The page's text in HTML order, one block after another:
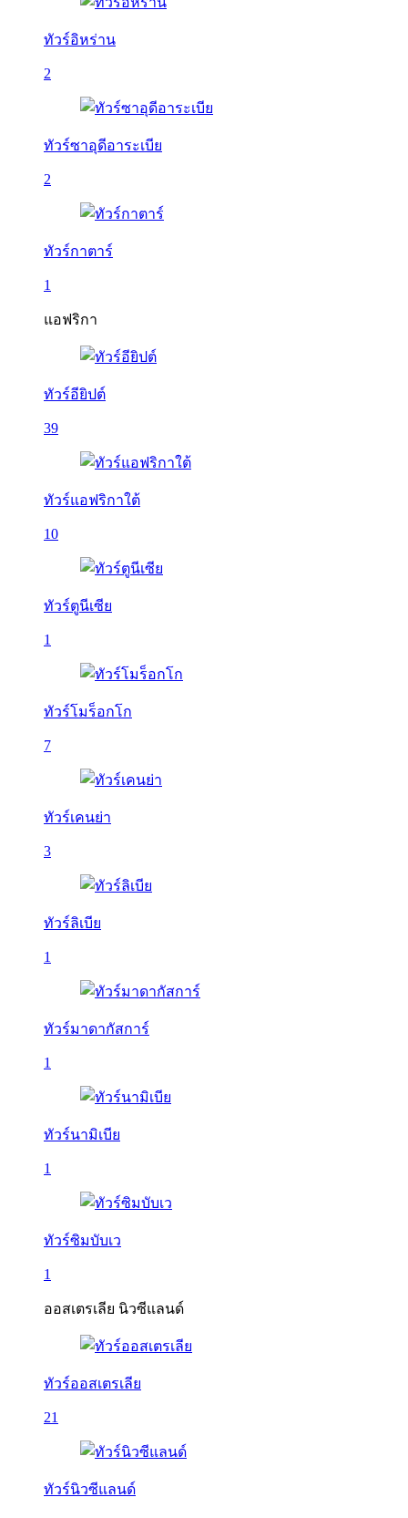
ทัวร์อิหร่าน
2
ทัวร์ซาอุดีอาระเบีย
2
ทัวร์กาตาร์
1
แอฟริกา
ทัวร์อียิปต์
39
ทัวร์แอฟริกาใต้
10
ทัวร์ตูนีเซีย
1
ทัวร์โมร็อกโก
7
ทัวร์เคนย่า
3
ทัวร์ลิเบีย
1
ทัวร์มาดากัสการ์
1
ทัวร์นามิเบีย
1
ทัวร์ซิมบับเว
1
ออสเตรเลีย นิวซีแลนด์
ทัวร์ออสเตรเลีย
21
ทัวร์นิวซีแลนด์